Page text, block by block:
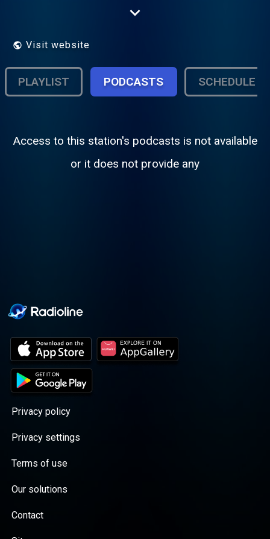
Visit website
PLAYLIST PODCASTS SCHEDULE
Access to this station's podcasts is not available
or it does not provide any
Privacy policy
Privacy settings
Terms of use
Our solutions
Contact